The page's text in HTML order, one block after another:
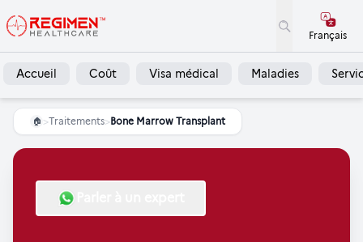
Français
Accueil Coût Visa médical Maladies
🏠 >Traitements>Bone Marrow Transplant